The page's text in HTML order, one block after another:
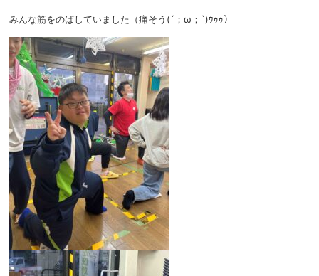
みんな筋をのばしていました（痛そう(´；ω；`)ｳｩｩ）